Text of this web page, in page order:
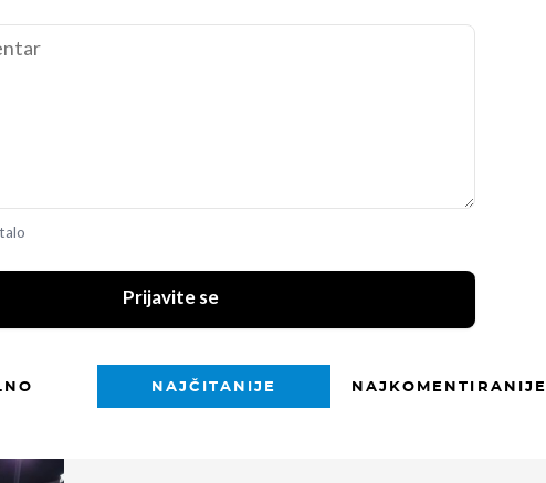
Prijavite se
NAJČITANIJE NAJKOMENTIRANIJE